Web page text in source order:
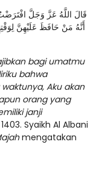
قَالَ اللَّهُ عَزَّ وَجَلَّ
أَنَّهُ مَنْ حَافَظَ عَلَيْهِنَّ
bagi umatmu
bahwa
Aku akan
orang yang
janji
Syaikh Al Albani
mengatakan